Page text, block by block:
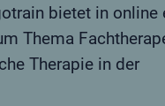
bietet in online
Thema
Therapie in der